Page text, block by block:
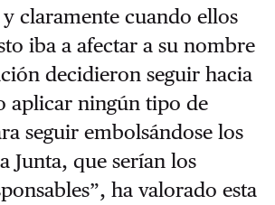
claramente cuando ellos
iba a afectar a su nombre
decidieron seguir hacia
aplicar ningún tipo de
seguir embolsándose los
Junta, que serían los
ha valorado esta